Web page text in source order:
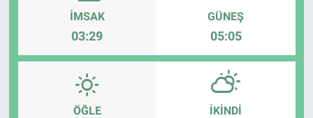
İMSAK
03:29
GÜNEŞ
05:05
ÖĞLE İKINDI